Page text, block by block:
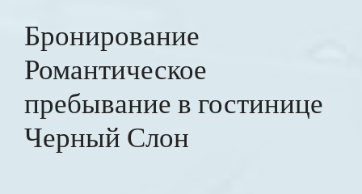
Бронирование
Романтическое
пребывание в гостинице
Черный Слон